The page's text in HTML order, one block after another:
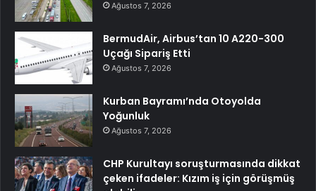
Ağustos 7, 2026
BermudAir, Airbus’tan 10 A220-300
Uçağı Sipariş Etti
Ağustos 7, 2026
Kurban Bayramı’nda Otoyolda
Yoğunluk
Ağustos 7, 2026
CHP Kurultayı soruşturmasında dikkat
çeken ifadeler: Kızım iş için görüşmüş